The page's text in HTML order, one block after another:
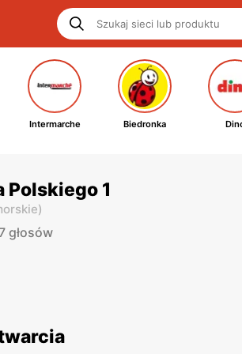
Intermarche Biedronka
Polskiego 1
)
głosów